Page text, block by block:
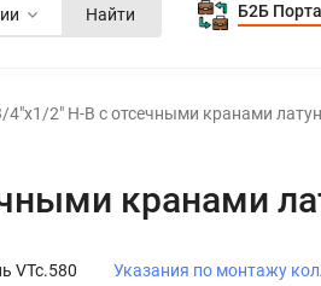
Найти Б2Б
4"х1/2" Н-В с отсечными кранами
кранами
VTc.580 Указания по монтажу